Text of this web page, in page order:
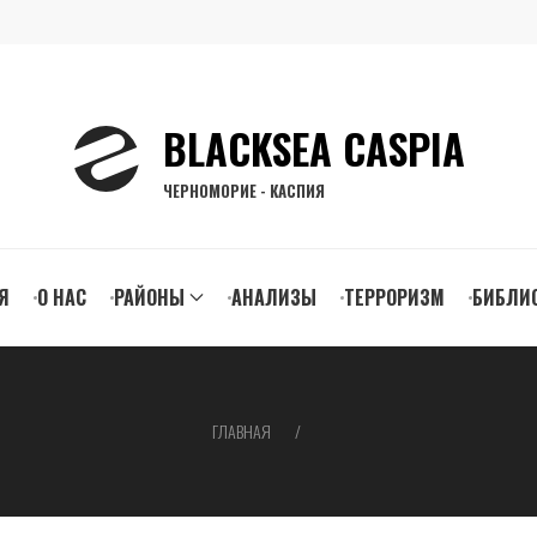
BLACKSEA CASPIA
ЧЕРНОМОРИЕ - КАСПИЯ
О НАС РАЙОНЫ АНАЛИЗЫ ТЕРРОРИЗМ
ГЛАВНАЯ